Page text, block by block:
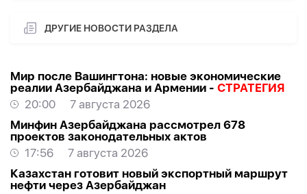
ДРУГИЕ НОВОСТИ РАЗДЕЛА
Мир после Вашингтона: новые экономические
реалии Азербайджана и Армении - СТРАТЕГИЯ
20:00
7 августа 2026
Минфин Азербайджана рассмотрел 678
проектов законодательных актов
17:56
7 августа 2026
Казахстан готовит новый экспортный маршрут
нефти через Азербайджан